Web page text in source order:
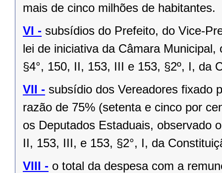
mais de cinco milhões de habitantes.
VI - subsídios do Prefeito, do Vice-
lei de iniciativa da Câmara
§4°, 150, II, 153, III e 153, §2º, I, da
VII - subsídio dos Vereadores fixado
razão de 75% (setenta e cinco por
os Deputados Estaduais, observado
II, 153, III, e 153, §2°, I, da
VIII - o total da despesa com a